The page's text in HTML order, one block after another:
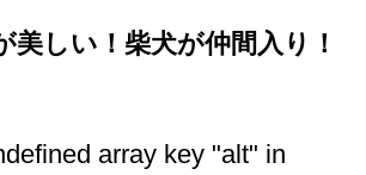
美しい！柴犬が仲間入り！
array key "alt" in